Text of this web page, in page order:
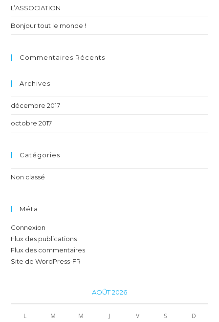
L’ASSOCIATION
Bonjour tout le monde !
Commentaires Récents
Archives
décembre 2017
octobre 2017
Catégories
Non classé
Méta
Connexion
Flux des publications
Flux des commentaires
Site de WordPress-FR
AOÛT 2026
L M M J V S D